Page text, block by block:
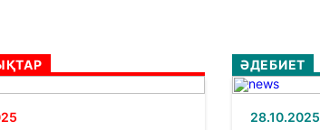
ӘДЕБИЕТ
28.10.2025